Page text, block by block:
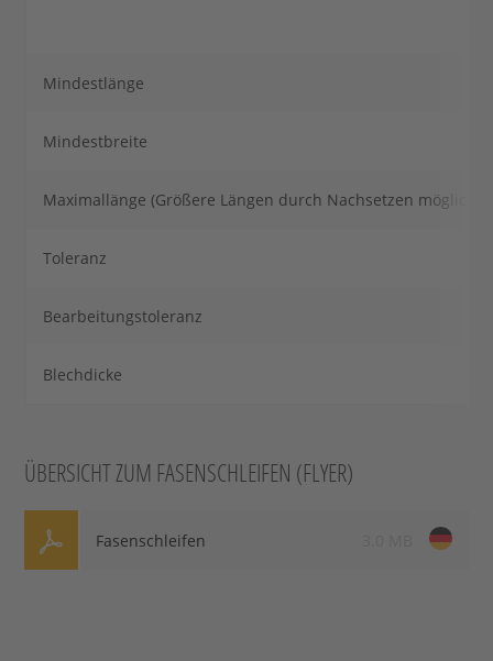
Mindestlänge
Mindestbreite
Maximallänge (Größere Längen durch Nachsetzen möglich.)
Toleranz
Bearbeitungstoleranz
Blechdicke
ÜBERSICHT ZUM FASENSCHLEIFEN (FLYER)
Fasenschleifen